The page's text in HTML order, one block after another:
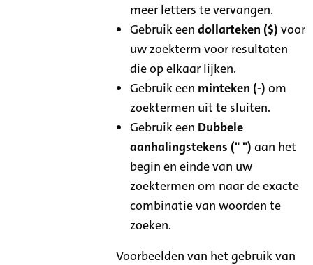
meer letters te vervangen.
Gebruik eendollarteken ($) voor
uw zoekterm voor resultaten
die op elkaar lijken.
Gebruik een minteken (-) om
zoektermen uit te sluiten.
Gebruik een Dubbele
aanhalingstekens (" ") aan het
begin en einde van uw
zoektermen om naar de exacte
combinatie van woorden te
zoeken.
Voorbeelden van het gebruik van